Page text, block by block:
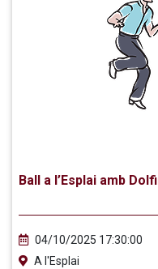
Ball a l’Esplai amb Dolfi
04/10/2025 17:30:00
A l'Esplai